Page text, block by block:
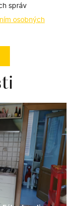
správ
osobných